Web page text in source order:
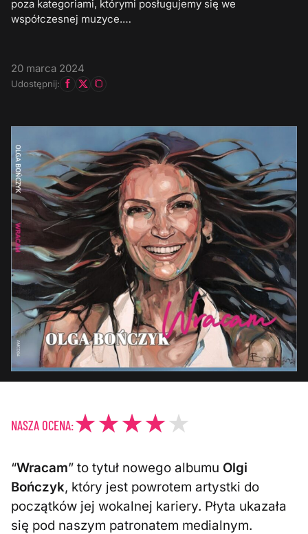
poza kategoriami, którymi posługujemy się we
współczesnej muzyce.…
20 marca 2024
Udostępnij:
NASZA OCENA:
“Wracam” to tytuł nowego albumu Olgi
Bończyk, który jest powrotem artystki do
początków jej wokalnej kariery. Płyta ukazała
się pod naszym patronatem medialnym.